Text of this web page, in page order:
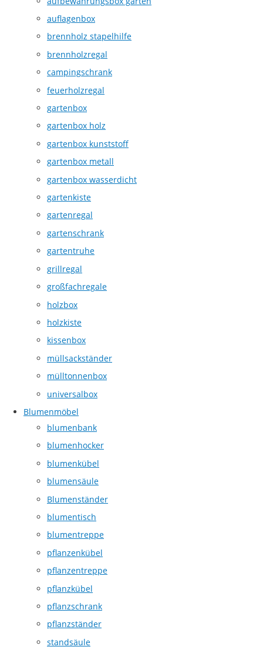
auflagenbox
brennholz stapelhilfe
brennholzregal
campingschrank
feuerholzregal
gartenbox
gartenbox holz
gartenbox kunststoff
gartenbox metall
gartenbox wasserdicht
gartenkiste
gartenregal
gartenschrank
gartentruhe
grillregal
großfachregale
holzbox
holzkiste
kissenbox
müllsackständer
mülltonnenbox
universalbox
Blumenmöbel
blumenbank
blumenhocker
blumenkübel
blumensäule
Blumenständer
blumentisch
blumentreppe
pflanzenkübel
pflanzentreppe
pflanzkübel
pflanzschrank
pflanzständer
standsäule